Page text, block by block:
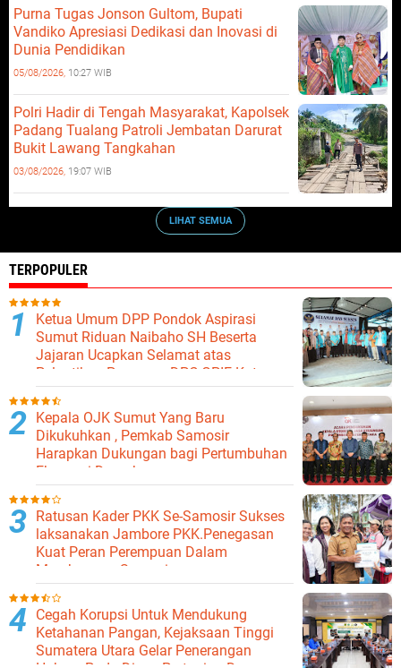
Purna Tugas Jonson Gultom, Bupati
Vandiko Apresiasi Dedikasi dan Inovasi di
Dunia Pendidikan
05/08/2026, 10:27 WIB
Polri Hadir di Tengah Masyarakat, Kapolsek
Padang Tualang Patroli Jembatan Darurat
Bukit Lawang Tangkahan
03/08/2026, 19:07 WIB
LIHAT SEMUA
TERPOPULER
Ketua Umum DPP Pondok Aspirasi
Sumut Riduan Naibaho SH Beserta
Jajaran Ucapkan Selamat atas
Pelantikan Pengurus DPC GPIE Kota
Binjai
Kepala OJK Sumut Yang Baru
Dikukuhkan , Pemkab Samosir
Harapkan Dukungan bagi Pertumbuhan
Ekonomi Daerah
Ratusan Kader PKK Se-Samosir Sukses
laksanakan Jambore PKK.Penegasan
Kuat Peran Perempuan Dalam
Membangun Samosir.
Cegah Korupsi Untuk Mendukung
Ketahanan Pangan, Kejaksaan Tinggi
Sumatera Utara Gelar Penerangan